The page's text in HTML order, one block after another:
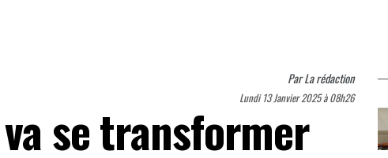
ParLa rédaction
Lundi 13 Janvier 2025 à 08h26
se transformer